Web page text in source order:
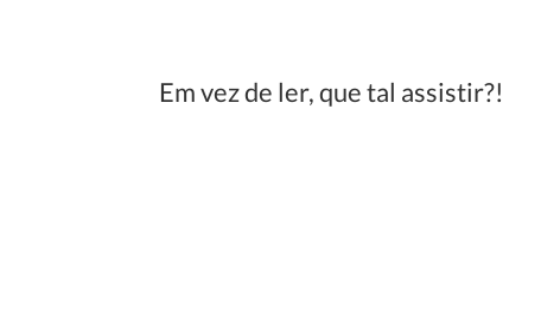
Em vez de ler, que tal assistir?!